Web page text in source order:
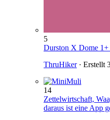
5
Durston X Dome 1+
ThruHiker· Erstellt
14
Zettelwirtschaft,
daraus ist eine App